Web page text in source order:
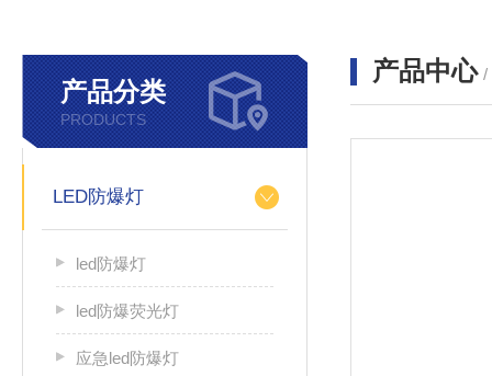
产品分类
PRODUCTS
LED防爆灯
led防爆灯
led防爆荧光灯
应急led防爆灯
产品中心 /